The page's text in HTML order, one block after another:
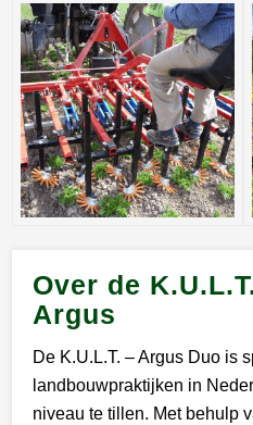
Over de
Argus
De K.U.L.T. – Argus Duo is
landbouwpraktijken in
niveau te tillen. Met behulp